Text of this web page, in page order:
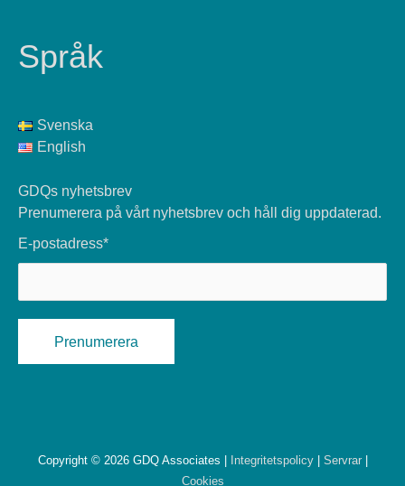
Språk
Svenska
English
GDQs nyhetsbrev
Prenumerera på vårt nyhetsbrev och håll dig uppdaterad.
E-postadress*
Copyright © 2026 GDQ Associates | Integritetspolicy Servrar
Cookies